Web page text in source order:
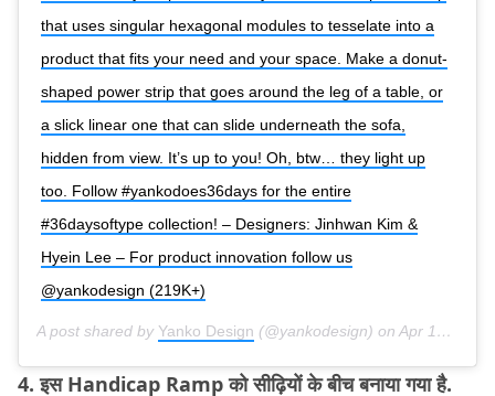
that uses singular hexagonal modules to tesselate into a
product that fits your need and your space. Make a donut-
shaped power strip that goes around the leg of a table, or
a slick linear one that can slide underneath the sofa,
hidden from view. It’s up to you! Oh, btw… they light up
too. Follow #yankodoes36days for the entire
#36daysoftype collection! – Designers: Jinhwan Kim &
Hyein Lee – For product innovation follow us
@yankodesign (219K+)
A post shared by Yanko Design (@yankodesign) on Apr 10, 2018 at 2:15pm PDT
4. इस Handicap Ramp को सीढ़ियों के बीच बनाया गया है.